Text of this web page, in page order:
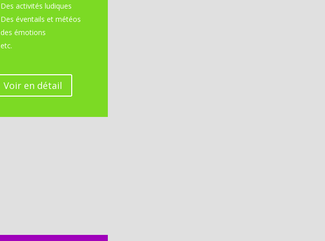
Des activités ludiques
Des éventails et météos
des émotions
etc.
Voir en détail